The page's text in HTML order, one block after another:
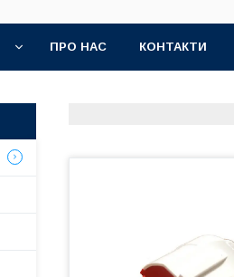
ПРО НАС КОНТАКТИ